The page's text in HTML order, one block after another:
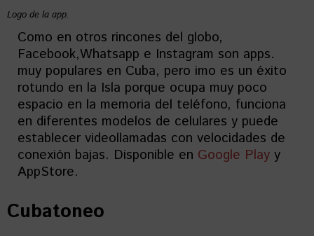
Logo de la app.
Como en otros rincones del globo,
Facebook,Whatsapp e Instagram son apps.
muy populares en Cuba, pero imo es un éxito
rotundo en la Isla porque ocupa muy poco
espacio en la memoria del teléfono, funciona
en diferentes modelos de celulares y puede
establecer videollamadas con velocidades de
conexión bajas. Disponible en Google Play y
AppStore.
Cubatoneo